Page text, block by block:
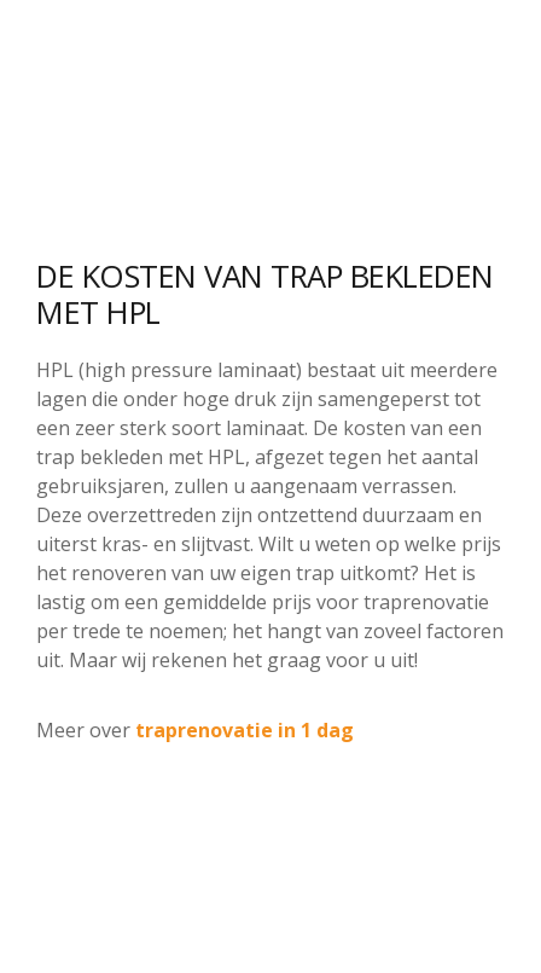
DE KOSTEN VAN TRAP BEKLEDEN
MET HPL
HPL (high pressure laminaat) bestaat uit meerdere
lagen die onder hoge druk zijn samengeperst tot
een zeer sterk soort laminaat. De kosten van een
trap bekleden met HPL, afgezet tegen het aantal
gebruiksjaren, zullen u aangenaam verrassen.
Deze overzettreden zijn ontzettend duurzaam en
uiterst kras- en slijtvast. Wilt u weten op welke prijs
het renoveren van uw eigen trap uitkomt? Het is
lastig om een gemiddelde prijs voor traprenovatie
per trede te noemen; het hangt van zoveel factoren
uit. Maar wij rekenen het graag voor u uit!
Meer over traprenovatie in 1 dag